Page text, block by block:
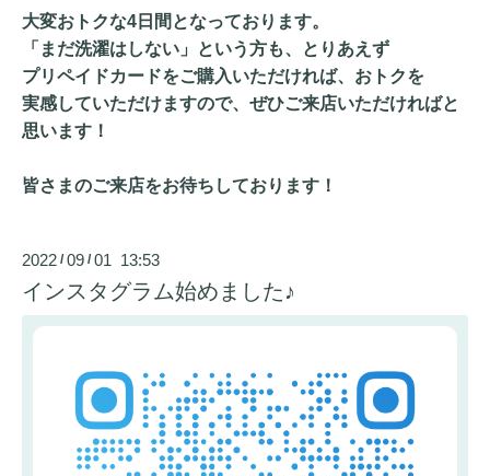
大変おトクな4日間となっております。
「まだ洗濯はしない」という方も、とりあえず
プリペイドカードをご購入いただければ、おトクを
実感していただけますので、ぜひご来店いただければと
思います！
皆さまのご来店をお待ちしております！
2022 /09 /01 13:53
インスタグラム始めました♪